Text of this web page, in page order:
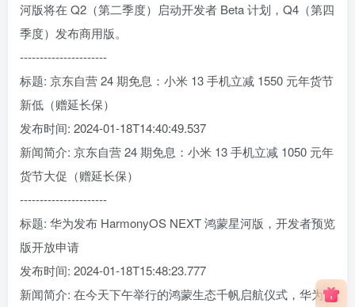
河版将在 Q2（第二季度）启动开发者 Beta 计划，Q4（第四
季度）发布商用版。
----------------------
标题: 京东自营 24 期免息：小米 13 手机立减 1550 元年货节
新低（赠延长保）
发布时间: 2024-01-18T14:40:49.537
新闻简介: 京东自营 24 期免息：小米 13 手机立减 1050 元年
货节大促（赠延长保）
----------------------
标题: 华为发布 HarmonyOS NEXT 鸿蒙星河版，开发者预览
版开放申请
发布时间: 2024-01-18T15:48:23.777
新闻简介: 在今天下午举行的鸿蒙生态千帆启航仪式，华为宣